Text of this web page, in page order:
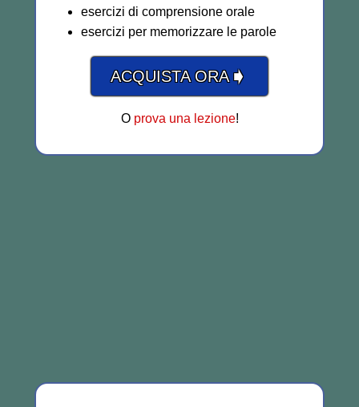
esercizi di comprensione orale
esercizi per memorizzare le parole
ACQUISTA ORA➧
O prova una lezione!